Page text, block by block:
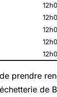
prendre
de